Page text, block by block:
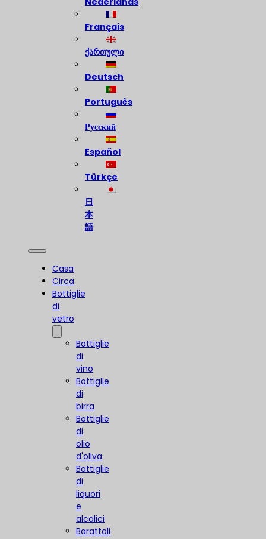
Français
ქართული
Deutsch
Português
Русский
Español
Türkçe
日
本
語
Casa
Circa
Bottiglie
di
vetro
Bottiglie
di
vino
Bottiglie
di
birra
Bottiglie
di
olio
d'oliva
Bottiglie
di
liquori
e
alcolici
Barattoli